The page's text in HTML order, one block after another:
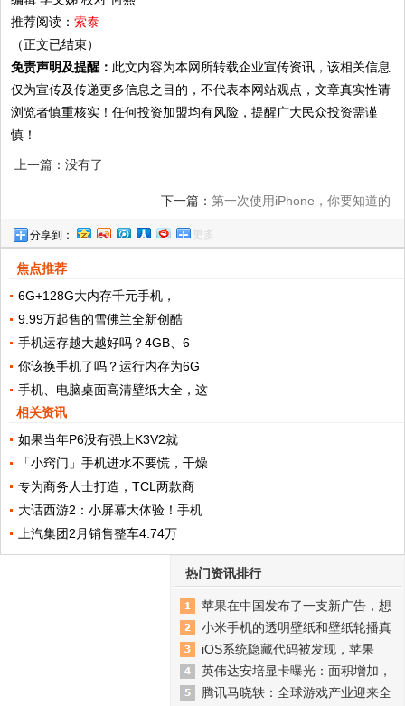
推荐阅读：索泰
（正文已结束）
免责声明及提醒： 此文内容为本网所转载企业宣传资讯，该相关信息
仅为宣传及传递更多信息之目的，不代表本网站观点，文章真实性请
浏览者慎重核实！任何投资加盟均有风险，提醒广大民众投资需谨
慎！
上一篇：没有了
下一篇： 第一次使用iPhone，你要知道的
分享到： 更多
焦点推荐
6G+128G大内存千元手机，
9.99万起售的雪佛兰全新创酷
手机运存越大越好吗？4GB、6
你该换手机了吗？运行内存为6G
手机、电脑桌面高清壁纸大全，这
相关资讯
如果当年P6没有强上K3V2就
「小窍门」手机进水不要慌，干燥
专为商务人士打造，TCL两款商
大话西游2：小屏幕大体验！手机
上汽集团2月销售整车4.74万
热门资讯排行
苹果在中国发布了一支新广告，想
小米手机的透明壁纸和壁纸轮播真
iOS系统隐藏代码被发现，苹果
英伟达安培显卡曝光：面积增加，
腾讯马晓轶：全球游戏产业迎来全